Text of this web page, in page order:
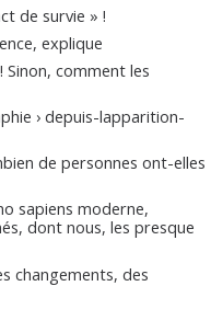
de survie » !
explique
Sinon, comment les
› depuis-lapparition-
de personnes ont-elles
sapiens moderne,
dont nous, les presque
changements, des